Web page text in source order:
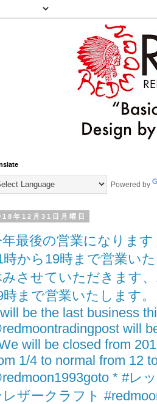
Powered by
年12月31日月曜日
最後の営業になります
時から19時まで営業い
させていただきます
時まで営業いたします
be the last business
will
will be closed from
1/4 to normal from 12
* #レ
レザークラフト